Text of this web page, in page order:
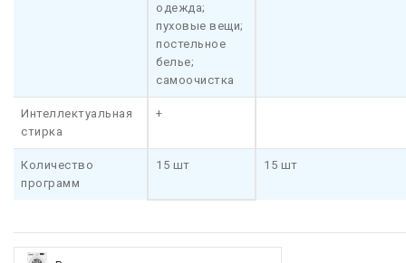
одежда;
пуховые вещи;
постельное
белье;
самоочистка
Интеллектуальная
стирка
+
Количество
программ
15 шт 15 шт